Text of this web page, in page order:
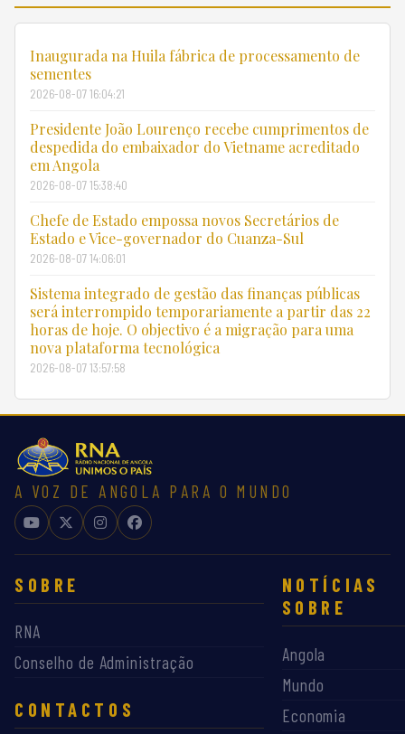
Inaugurada na Huila fábrica de processamento de
sementes
2026-08-07 16:04:21
Presidente João Lourenço recebe cumprimentos de
despedida do embaixador do Vietname acreditado
em Angola
2026-08-07 15:38:40
Chefe de Estado empossa novos Secretários de
Estado e Vice-governador do Cuanza-Sul
2026-08-07 14:06:01
Sistema integrado de gestão das finanças públicas
será interrompido temporariamente a partir das 22
horas de hoje. O objectivo é a migração para uma
nova plataforma tecnológica
2026-08-07 13:57:58
A VOZ DE ANGOLA PARA O MUNDO
SOBRE
RNA
Conselho de Administração
CONTACTOS
NOTÍCIAS
SOBRE
Angola
Mundo
Economia